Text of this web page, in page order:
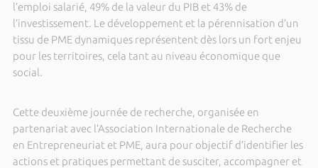
l’emploi salarié, 49% de la valeur du PIB et 43% de
l’investissement. Le développement et la pérennisation d’un
tissu de PME dynamiques représentent dès lors un fort enjeu
pour les territoires, cela tant au niveau économique que
social.
Cette deuxième journée de recherche, organisée en
partenariat avec l’Association Internationale de Recherche
en Entrepreneuriat et PME, aura pour objectif d’identifier les
actions et pratiques permettant de susciter, accompagner et